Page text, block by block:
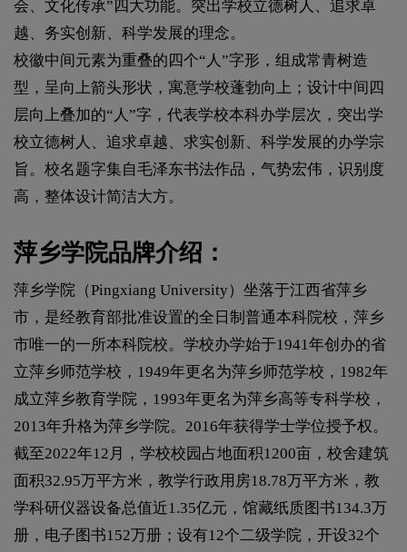
会、文化传承”四大功能。突出学校立德树人、追求卓
越、务实创新、科学发展的理念。
校徽中间元素为重叠的四个“人”字形，组成常青树造
型，呈向上箭头形状，寓意学校蓬勃向上；设计中间四
层向上叠加的“人”字，代表学校本科办学层次，突出学
校立德树人、追求卓越、求实创新、科学发展的办学宗
旨。校名题字集自毛泽东书法作品，气势宏伟，识别度
高，整体设计简洁大方。
萍乡学院品牌介绍：
萍乡学院（Pingxiang University）坐落于江西省萍乡
市，是经教育部批准设置的全日制普通本科院校，萍乡
市唯一的一所本科院校。学校办学始于1941年创办的省
立萍乡师范学校，1949年更名为萍乡师范学校，1982年
成立萍乡教育学院，1993年更名为萍乡高等专科学校，
2013年升格为萍乡学院。2016年获得学士学位授予权。
截至2022年12月，学校校园占地面积1200亩，校舍建筑
面积32.95万平方米，教学行政用房18.78万平方米，教
学科研仪器设备总值近1.35亿元，馆藏纸质图书134.3万
册，电子图书152万册；设有12个二级学院，开设32个